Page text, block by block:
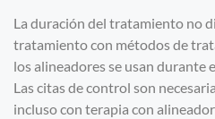
La duración del tratamiento no
tratamiento con métodos de
los alineadores se usan durante
Las citas de control son
incluso con terapia con